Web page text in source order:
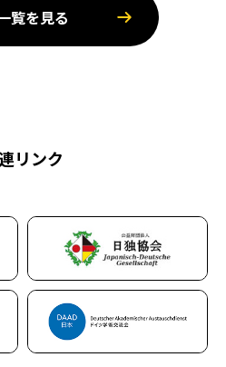
覧を見る
リンク